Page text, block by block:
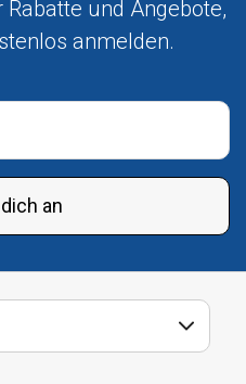
und Angebote,
anmelden.
an